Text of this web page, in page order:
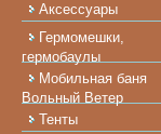
Аксессуары
Гермомешки,
гермобаулы
Мобильная баня
Вольный Ветер
Тенты